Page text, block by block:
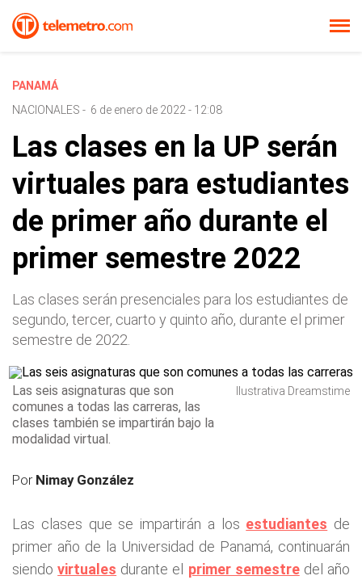
PANAMÁ
NACIONALES - 6 de enero de 2022 - 12:08
Las clases en la UP serán
virtuales para estudiantes
de primer año durante el
primer semestre 2022
Las clases serán presenciales para los estudiantes de
segundo, tercer, cuarto y quinto año, durante el primer
semestre de 2022.
Las seis asignaturas que son
comunes a todas las carreras, las
clases también se impartirán bajo la
modalidad virtual.
Ilustrativa Dreamstime
Por Nimay González
Las clases que se impartirán a los estudiantes de
primer año de la Universidad de Panamá, continuarán
siendovirtuales durante el primer semestredel año